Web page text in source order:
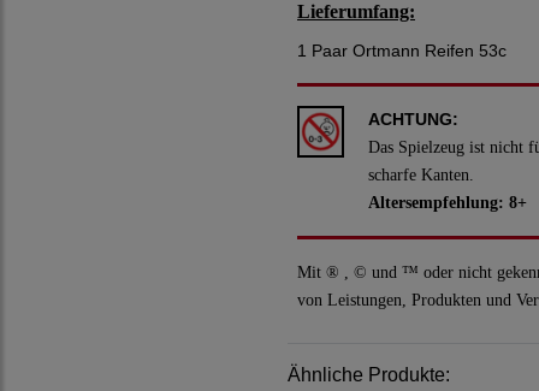
Lieferumfang:
1 Paar Ortmann Reifen 53c
ACHTUNG:
Das Spielzeug ist nicht
scharfe Kanten.
Altersempfehlung: 8+
Mit ® , © und ™ oder nicht
von Leistungen, Produkten und
Ähnliche Produkte: